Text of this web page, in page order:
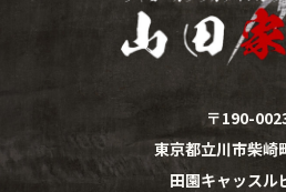
〒190-
東京都立川市柴崎
田園キャッスル